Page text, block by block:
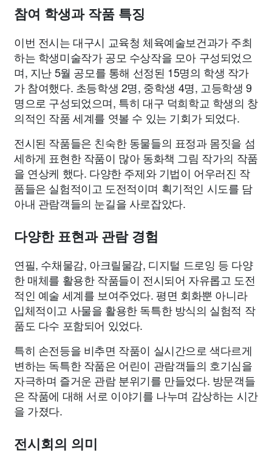
참여 학생과 작품 특징
이번 전시는 대구시 교육청 체육예술보건과가 주최
하는 학생미술작가 공모 수상작을 모아 구성되었으
며, 지난 5월 공모를 통해 선정된 15명의 학생 작가
가 참여했다. 초등학생 2명, 중학생 4명, 고등학생 9
명으로 구성되었으며, 특히 대구 덕희학교 학생의 창
의적인 작품 세계를 엿볼 수 있는 기회가 되었다.
전시된 작품들은 친숙한 동물들의 표정과 몸짓을 섬
세하게 표현한 작품이 많아 동화책 그림 작가의 작품
을 연상케 했다. 다양한 주제와 기법이 어우러진 작
품들은 실험적이고 도전적이며 획기적인 시도를 담
아내 관람객들의 눈길을 사로잡았다.
다양한 표현과 관람 경험
연필, 수채물감, 아크릴물감, 디지털 드로잉 등 다양
한 매체를 활용한 작품들이 전시되어 자유롭고 도전
적인 예술 세계를 보여주었다. 평면 회화뿐 아니라
입체적이고 사물을 활용한 독특한 방식의 실험적 작
품도 다수 포함되어 있었다.
특히 손전등을 비추면 작품이 실시간으로 색다르게
변하는 독특한 작품은 어린이 관람객들의 호기심을
자극하며 즐거운 관람 분위기를 만들었다. 방문객들
은 작품에 대해 서로 이야기를 나누며 감상하는 시간
을 가졌다.
전시회의 의미